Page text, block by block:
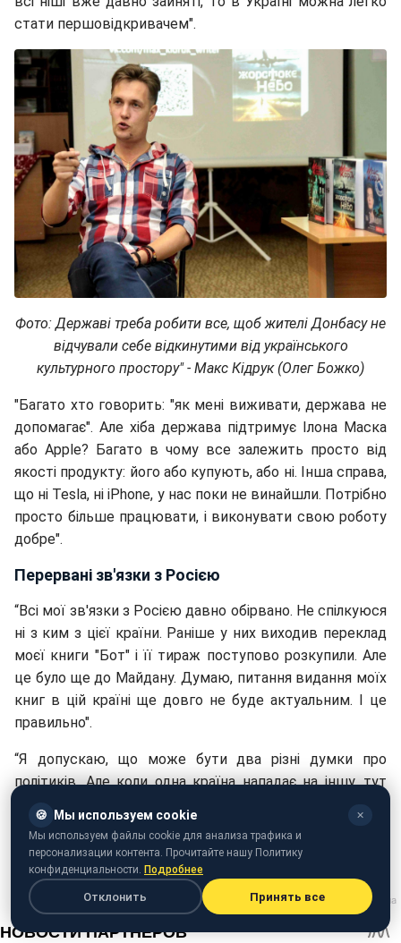
стати першовідкривачем".
Фото: Державі треба робити все, щоб жителі Донбасу не
відчували себе відкинутими від українського
культурного простору" - Макс Кідрук (Олег Божко)
"Багато хто говорить: "як мені виживати, держава не
допомагає". Але хіба держава підтримує Ілона Маска
або Apple? Багато в чому все залежить просто від
якості продукту: його або купують, або ні. Інша справа,
що ні Tesla, ні iPhone, у нас поки не винайшли. Потрібно
просто більше працювати, і виконувати свою роботу
добре".
Перервані зв'язки з Росією
“Всі мої зв'язки з Росією давно обірвано. Не спілкуюся
ні з ким з цієї країни. Раніше у них виходив переклад
моєї книги "Бот" і її тираж поступово розкупили. Але
це було ще до Майдану. Думаю, питання видання моїх
книг в цій країні ще довго не буде актуальним. І це
правильно".
“Я допускаю, що може бути два різні думки про
політиків. Але коли одна країна нападає на іншу, тут
помиляється, а другий - правий. Шкода, що багато хто
до цих пір не може зрозуміти таких очевидних речей".
🍪 Мы используем cookie ✕
Мы используем файлы cookie для анализа трафика и
персонализации контента. Прочитайте нашу Политику
конфиденциальности. Подробнее
Отклонить Принять все